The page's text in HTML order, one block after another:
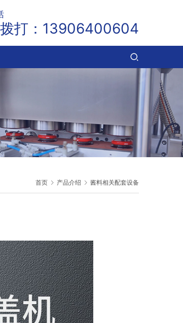
打： 13906400604
首页 产品介绍 酱料相关配套设备